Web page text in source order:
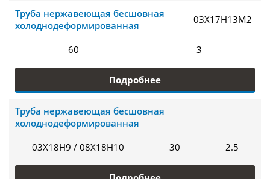
Труба нержавеющая бесшовная
холоднодеформированная
03Х17Н13М2
60 3
Подробнее
Труба нержавеющая бесшовная
холоднодеформированная
03Х18Н9 / 08Х18Н10
30 2.5